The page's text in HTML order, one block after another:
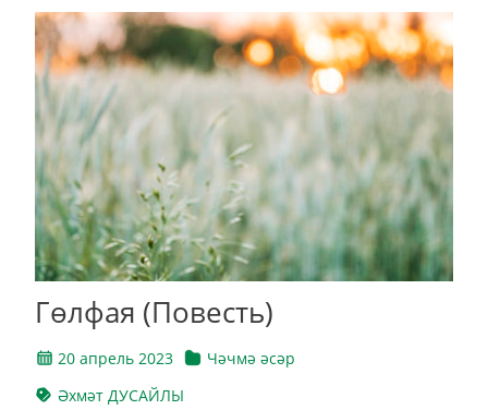
Гөлфая (Повесть)
20 апрель 2023
Чәчмә әсәр
Әхмәт ДУСАЙЛЫ